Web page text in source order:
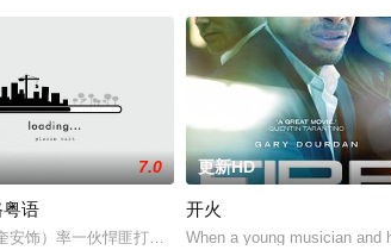
.牙舰队探访黑木崖，过程中西班牙领队欲打开东方不
7.0
粤语
安饰）率一伙悍匪打劫南非钻皇得手，他们找到中间
更新HD
开火
When a young musician and